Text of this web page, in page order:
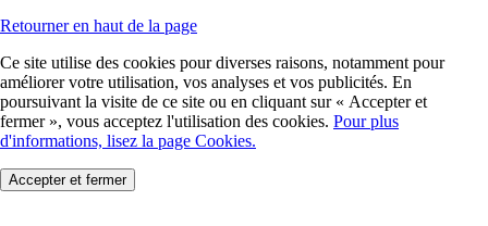
Retourner en haut de la page
Ce site utilise des cookies pour diverses raisons, notamment pour
améliorer votre utilisation, vos analyses et vos publicités. En
poursuivant la visite de ce site ou en cliquant sur « Accepter et
fermer », vous acceptez l'utilisation des cookies. Pour plus
d'informations, lisez la page Cookies.
Accepter et fermer